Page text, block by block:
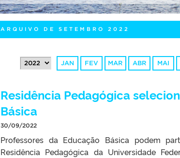
ARQUIVO DE SETEMBRO 2022
JAN FEV MAR ABR MAI
Residência Pedagógica
Básica
30/09/2022
Professores da Educação Básica podem
Residência Pedagógica da Universidade